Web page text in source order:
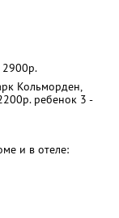
2900р.
Кольморден,
ребенок 3 -
и в отеле: